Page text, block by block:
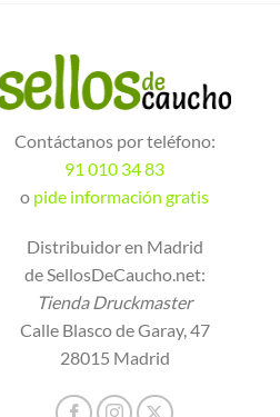
Contáctanos por teléfono:
91 010 34 83
o pide información gratis
Distribuidor en Madrid
de SellosDeCaucho.net:
Tienda Druckmaster
Calle Blasco de Garay, 47
28015 Madrid